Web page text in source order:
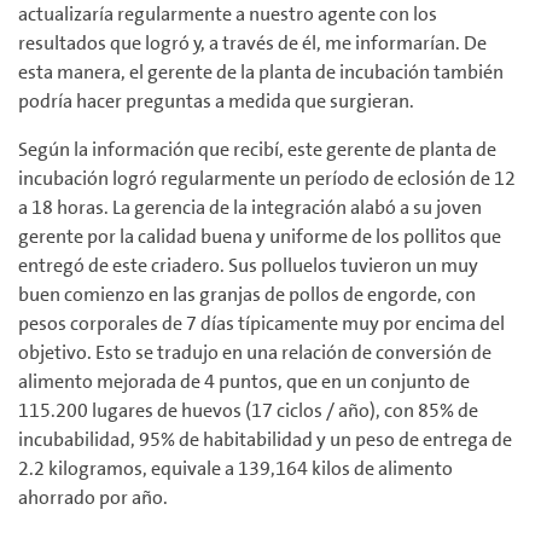
actualizaría regularmente a nuestro agente con los
resultados que logró y, a través de él, me informarían. De
esta manera, el gerente de la planta de incubación también
podría hacer preguntas a medida que surgieran.
Según la información que recibí, este gerente de planta de
incubación logró regularmente un período de eclosión de 12
a 18 horas. La gerencia de la integración alabó a su joven
gerente por la calidad buena y uniforme de los pollitos que
entregó de este criadero. Sus polluelos tuvieron un muy
buen comienzo en las granjas de pollos de engorde, con
pesos corporales de 7 días típicamente muy por encima del
objetivo. Esto se tradujo en una relación de conversión de
alimento mejorada de 4 puntos, que en un conjunto de
115.200 lugares de huevos (17 ciclos / año), con 85% de
incubabilidad, 95% de habitabilidad y un peso de entrega de
2.2 kilogramos, equivale a 139,164 kilos de alimento
ahorrado por año.